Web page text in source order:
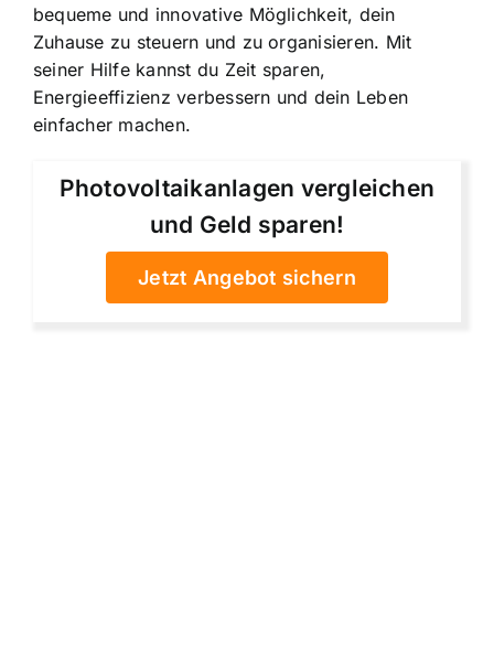
bequeme und innovative Möglichkeit, dein
Zuhause zu steuern und zu organisieren. Mit
seiner Hilfe kannst du Zeit sparen,
Energieeffizienz verbessern und dein Leben
einfacher machen.
Photovoltaikanlagen vergleichen
und Geld sparen!
Jetzt Angebot sichern